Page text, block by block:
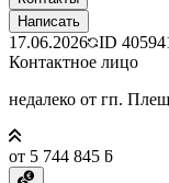
Написать
17.06.2026 ID
Контактное лицо
недалеко от гп.
от 5 744 845 ƃ